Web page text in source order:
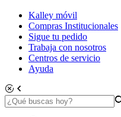
Kalley móvil
Compras Institucionales
Sigue tu pedido
Trabaja con nosotros
Centros de servicio
Ayuda